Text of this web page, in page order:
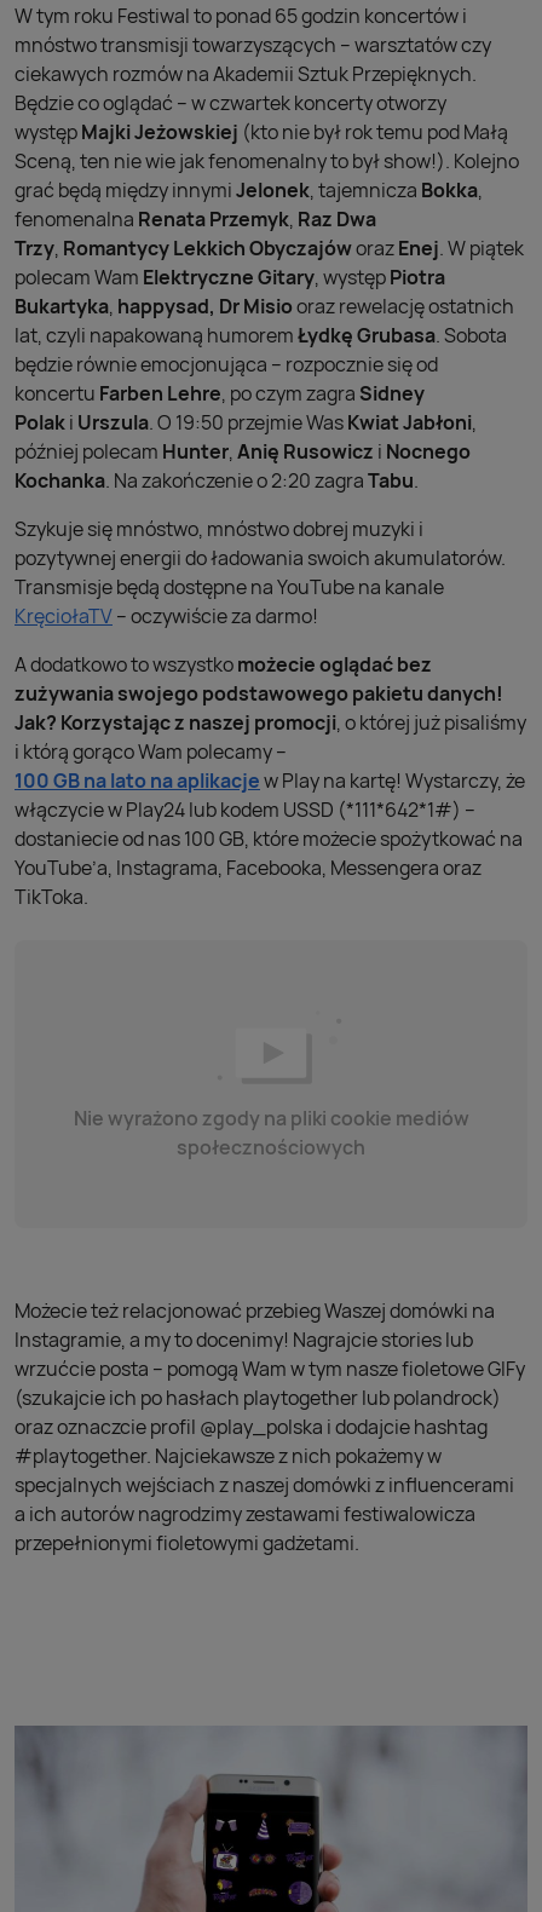
W tym roku Festiwal to ponad 65 godzin koncertów i
mnóstwo transmisji towarzyszących – warsztatów czy
ciekawych rozmów na Akademii Sztuk Przepięknych.
Będzie co oglądać – w czwartek koncerty otworzy
występMajki Jeżowskiej (kto nie był rok temu pod Małą
Sceną, ten nie wie jak fenomenalny to był show!). Kolejno
grać będą między innymiJelonek, tajemnicza Bokka,
fenomenalna Renata Przemyk, Raz Dwa
Trzy, Romantycy Lekkich ObyczajóworazEnej. W piątek
polecam Wam Elektryczne Gitary, występPiotra
Bukartyka, happysad, Dr Misiooraz rewelację ostatnich
lat, czyli napakowaną humoremŁydkę Grubasa. Sobota
będzie równie emocjonująca – rozpocznie się od
koncertu Farben Lehre, po czym zagra Sidney
Polaki Urszula. O 19:50 przejmie WasKwiat Jabłoni,
później polecam Hunter,Anię Rusowicz i Nocnego
Kochanka. Na zakończenie o 2:20 zagraTabu.
Szykuje się mnóstwo, mnóstwo dobrej muzyki i
pozytywnej energii do ładowania swoich akumulatorów.
Transmisje będą dostępne na YouTube na kanale
KręciołaTV– oczywiście za darmo!
A dodatkowo to wszystkomożecie oglądać bez
zużywania swojego podstawowego pakietu danych!
Jak? Korzystając z naszej promocji, o której już pisaliśmy
i którą gorąco Wam polecamy –
100 GB na lato na aplikacjew Play na kartę! Wystarczy, że
włączycie w Play24 lub kodem USSD (*111*642*1#) –
dostaniecie od nas 100 GB, które możecie spożytkować na
YouTube’a, Instagrama, Facebooka, Messengera oraz
TikToka.
Nie wyrażono zgody na pliki cookie mediów
społecznościowych
Możecie też relacjonować przebieg Waszej domówki na
Instagramie, a my to docenimy! Nagrajcie stories lub
wrzućcie posta – pomogą Wam w tym nasze fioletowe GIFy
(szukajcie ich po hasłach playtogether lub polandrock)
oraz oznaczcie profil @play_polska i dodajcie hashtag
#playtogether. Najciekawsze z nich pokażemy w
specjalnych wejściach z naszej domówki z influencerami
a ich autorów nagrodzimy zestawami festiwalowicza
przepełnionymi fioletowymi gadżetami.